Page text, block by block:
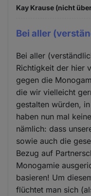
Kay Krause (nicht
Bei aller
Bei aller
Richtigkeit der hier
gegen die
die wir vielleicht
gestalten würden,
haben nun mal
nämlich: dass
sowie auch die
Bezug auf
Monogamie
basieren! Um
flüchtet man sich